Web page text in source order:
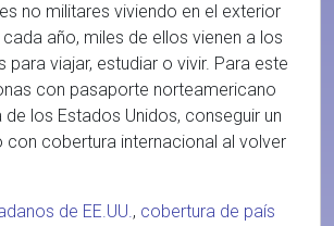
no militares viviendo en el exterior
año, miles de ellos vienen a los
para viajar, estudiar o vivir. Para este
con pasaporte norteamericano
de los Estados Unidos, conseguir un
con cobertura internacional al volver
de EE.UU., cobertura de país